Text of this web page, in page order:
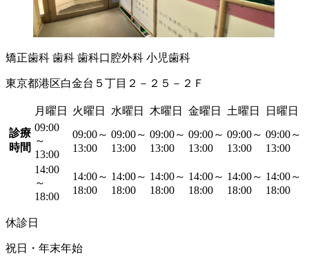
矯正歯科 歯科 歯科口腔外科 小児歯科
東京都港区白金台５丁目２－２５－２Ｆ
月曜日 火曜日 水曜日 木曜日 金曜日 土曜日
日曜日
診療
時間
09:00
～
13:00
09:00～
13:00
09:00～
13:00
09:00～
13:00
09:00～
13:00
09:00～
13:00
09:00～
13:00
14:00
～
18:00
14:00～
18:00
14:00～
18:00
14:00～
18:00
14:00～
18:00
14:00～
18:00
14:00～
18:00
休診日
祝日・年末年始